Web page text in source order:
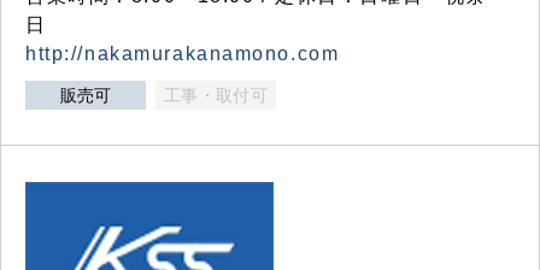
日
http://nakamurakanamono.com
販売可 工事・取付可